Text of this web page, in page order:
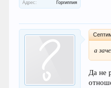
Адрес:
Горгиппия
а
Да не